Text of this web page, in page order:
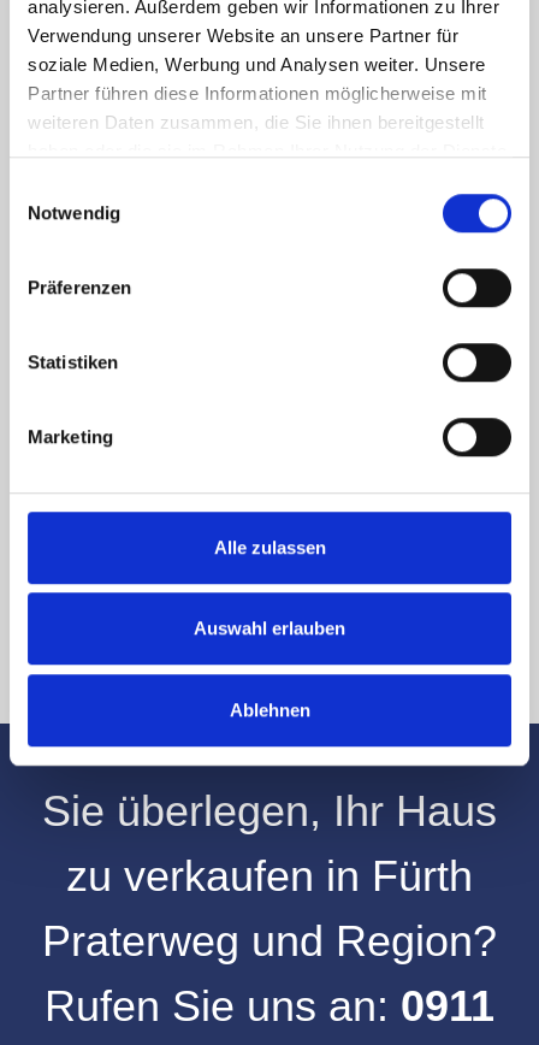
analysieren. Außerdem geben wir Informationen zu Ihrer
Verwendung unserer Website an unsere Partner für
soziale Medien, Werbung und Analysen weiter. Unsere
Partner führen diese Informationen möglicherweise mit
weiteren Daten zusammen, die Sie ihnen bereitgestellt
Notwendig
Präferenzen
Statistiken
Marketing
Alle zulassen
Auswahl erlauben
Ablehnen
Ich habe die
zur Kenntnis genommen. Ich stimme
zu, dass meine Angaben und Daten zur Beantwortung meiner Anfrage
Hinweis: Sie können Ihre Einwilligung jederzeit für die Zukunft per E-Mail
an info@hegerich-immobilien.de widerrufen. *
Absenden
Sie überlegen, Ihr Haus
zu verkaufen in Fürth
Praterweg und Region?
Rufen Sie uns an: 0911